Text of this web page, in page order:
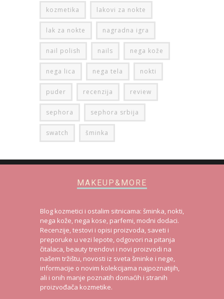
kozmetika lakovi za nokte
lak za nokte nagradna igra
nail polish nails nega kože
nega lica nega tela nokti
puder recenzija review
sephora sephora srbija
swatch šminka
MAKEUP&MORE
Blog kozmetici i ostalim sitnicama: šminka, nokti,
nega kože, nega kose, parfemi, modni dodaci.
Recenzije, testovi i opisi proizvoda, saveti i
preporuke u vezi lepote, odgovori na pitanja
čitalaca, beauty trendovi i novi proizvodi na
našem tržištu, novosti iz sveta šminke i nege,
informacije o novim kolekcijama najpoznatijih,
ali i onih manje poznatih domaćih i stranih
proizvođača kozmetike.